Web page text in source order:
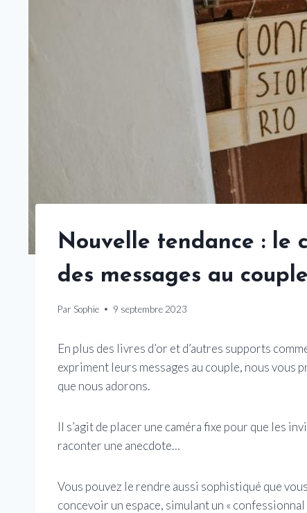
Nouvelle tendance : le
des messages au couple
Par Sophie 9 septembre 2023
En plus des livres d’or et d’autres supports
expriment leurs messages au couple, nous vous
que nous adorons.
Il s’agit de placer une caméra fixe pour que les
raconter une anecdote…
Vous pouvez le rendre aussi sophistiqué que
concevoir un espace, simulant un «